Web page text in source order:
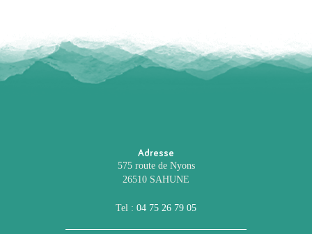
Adresse
575 route de Nyons
26510 SAHUNE
Tel : 04 75 26 79 05